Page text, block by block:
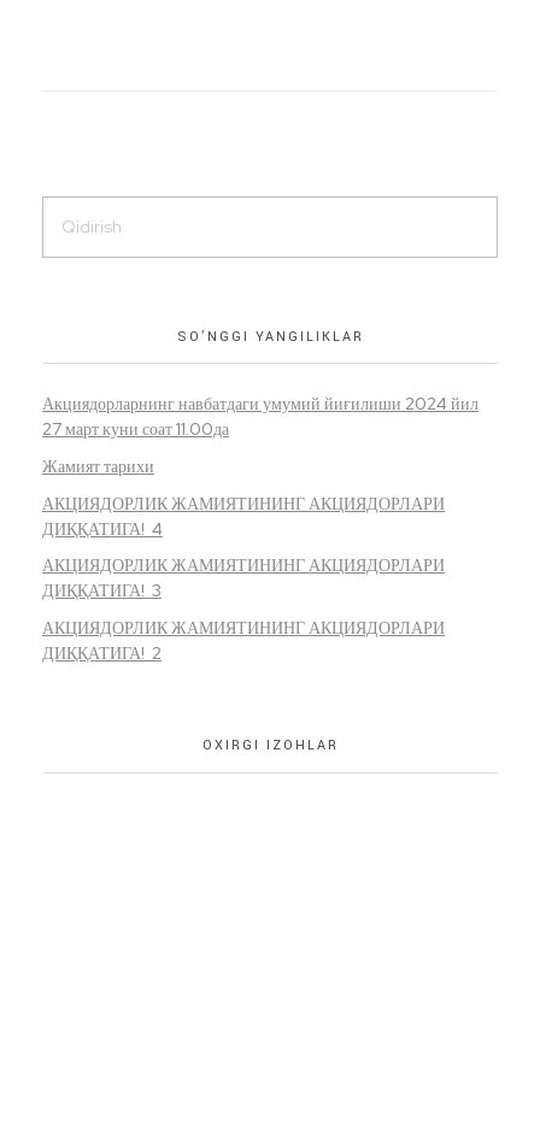
SO’NGGI YANGILIKLAR
Акциядорларнинг навбатдаги умумий йиғилиши 2024 йил
27 март куни соат 11.00да
Жамият тарихи
АКЦИЯДОРЛИК ЖАМИЯТИНИНГ АКЦИЯДОРЛАРИ
ДИҚҚАТИГА! 4
АКЦИЯДОРЛИК ЖАМИЯТИНИНГ АКЦИЯДОРЛАРИ
ДИҚҚАТИГА! 3
АКЦИЯДОРЛИК ЖАМИЯТИНИНГ АКЦИЯДОРЛАРИ
ДИҚҚАТИГА! 2
OXIRGI IZOHLAR